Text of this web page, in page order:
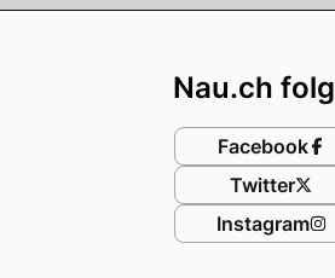
Nau.ch
Facebook
Twitter
Instagram